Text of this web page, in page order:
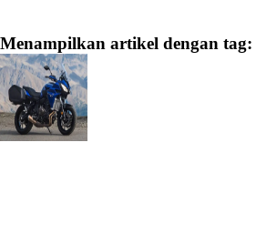
Menampilkan artikel dengan tag: